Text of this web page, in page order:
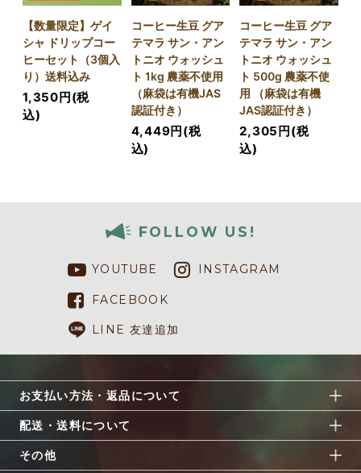
【数量限定】ゲイ
シャ ドリップコー
ヒーセット（3個入
り）送料込み
1,350円(税
込)
コーヒー生豆 グア
テマラ サン・アン
トニオ ウォッシュ
ト 1kg 農薬不使用
（麻袋は有機JAS
認証付き）
4,449円(税
込)
コーヒー生豆 グア
テマラ サン・アン
トニオ ウォッシュ
ト 500g 農薬不使
用 （麻袋は有機
JAS認証付き）
2,305円(税
込)
FOLLOW US!
YOUTUBE INSTAGRAM
FACEBOOK
LINE 友達追加
お支払い方法・返品について
配送・送料について
その他